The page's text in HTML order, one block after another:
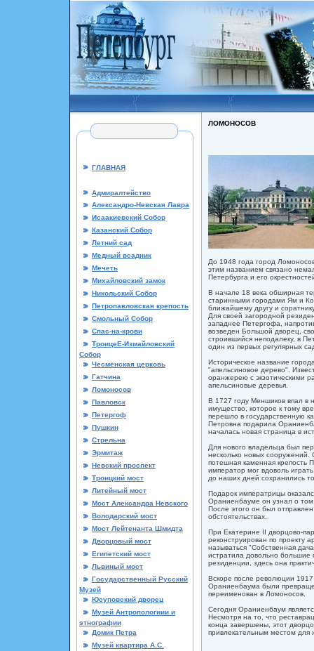
ГЛАВНАЯ
Адмиралтейство
Александро-Невская Лавра
Исаакиевский Собор
Казанский Собор
Летний сад
Медный всадник
Мечеть
Михайловский замок
Никольский Собор
Петропавловская крепость
Смольный Собор
Спас-на-крови
ТроицеЕ-Измайловский
Собор
Чесменская церковь
Гатчина
Ломоносов
Павловск
Петергоф
Пушкин
Стрельна
Эрмитаж
Невский проспект
Троицкий мост
Литейный мост
Мост Александра Невского
Володарский мост
Мост Лейтенанта Шмидта
Дворцовый мост
Египетский мост
Львиный мост
Государственный Русский
Музей
Юсуповский дворец
Музей Антропологиии и
этнографии
Домик Петра
Музей квартира А.С.
ЛОМОНОСОВ
До 1948 года город
этим названием связано
Петербурга и его
В начале 18 века обширная
старинными городами Ям и
ближайшему другу и
Для своей загородной
западнее Петергофа,
возведен Большой дворец,
строившийся неподалеку, в
один из первых регулярных
Историческое название
"апельсиновое дерево".
оранжерею с экзотическими
апельсиновые деревья.
В 1727 году Меншиков впал в
имущество, которое к тому
перешло в государственную
Петровна подарила
началась новая страница в
Для нового владельца был
несколько новых
потешная каменная крепость
император мог вдоволь
до наших дней сохранились
Подарок императрицы
Ораниенбауме он узнал о
После этого он был
обстоятельствах.
При Екатерине II дворцово-
реконструирован по проекту
называться "Собственная
истратила довольно большие
резиденции, здесь она
Вскоре после революции
Ораниенбаума были
переименован в Ломоносов.
Сегодня Ораниенбаум
Несмотря на то, что
конца завершены, этот
привлекательным местом для